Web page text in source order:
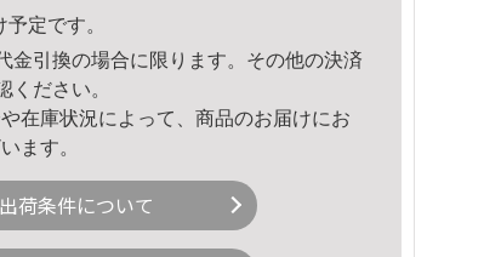
定です。
金引換の場合に限ります。その他の決済
ください。
在庫状況によって、商品のお届けにお
ます。
荷条件について